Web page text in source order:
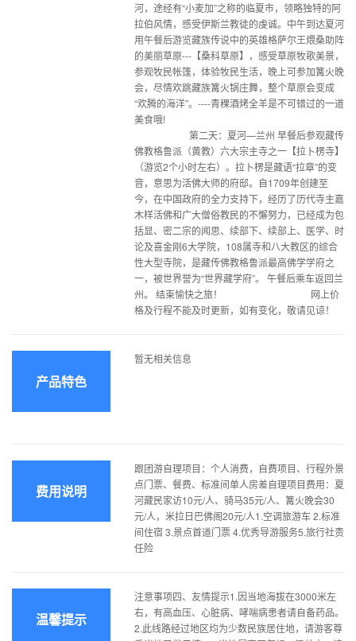
河，途经有“小麦加”之称的临夏市，领略独特的阿
拉伯风情，感受伊斯兰教徒的虔诚。中午到达夏河
用午餐后游览藏族传说中的英雄格萨尔王煨桑助阵
的美丽草原---【桑科草原】，感受草原牧歌美景，
参观牧民帐篷，体验牧民生活，晚上可参加篝火晚
会，尽情欢跳藏族篝火锅庄舞，整个草原会变成
“欢腾的海洋”。----青稞酒烤全羊是不可错过的一道
美食哦!
第二天：夏河—兰州 早餐后参观藏传
佛教格鲁派（黄教）六大宗主寺之一【拉卜楞寺】
（游览2个小时左右）。拉卜楞是藏语“拉章”的变
音，意思为活佛大师的府邸。自1709年创建至
今，在中国政府的全力支持下，经历了历代寺主嘉
木样活佛和广大僧俗教民的不懈努力，已经成为包
括显、密二宗的闻思、续部下、续部上、医学、时
论及喜金刚6大学院，108属寺和八大教区的综合
性大型寺院，是藏传佛教格鲁派最高佛学学府之
一，被世界誉为“世界藏学府”。 午餐后乘车返回兰
州。 结束愉快之旅！ 网上价
格及行程不能及时更新，如有变化，敬请见谅！
产品特色
暂无相关信息
费用说明
跟团游自理项目：个人消费，自费项目、行程外景
点门票、餐费、标准间单人房差自理项目费用：夏
河藏民家访10元/人、骑马35元/人、篝火晚会30
元/人，米拉日巴佛阁20元/人1.空调旅游车 2.标准
间住宿 3.景点首道门票 4.优秀导游服务5.旅行社责
任险
温馨提示
注意事项四、友情提示1.因当地海拔在3000米左
右，有高血压、心脏病、哮喘病患者请自备药品。
2.此线路经过地区均为少数民族居住地，请游客尊